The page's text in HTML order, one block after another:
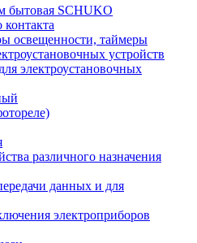
бытовая SCHUKO
контакта
освещенности, таймеры
устройств
электроустановочных
различного назначения
данных и для
электроприборов